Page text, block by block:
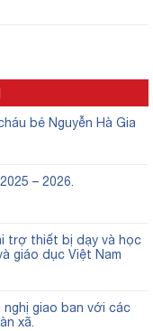
bé Nguyễn Hà Gia
– 2026.
trợ thiết bị dạy và học
giáo dục Việt Nam
giao ban với các
xã.